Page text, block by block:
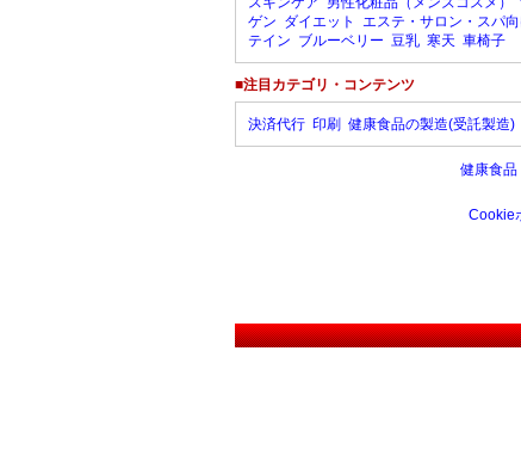
ゲン ダイエット エステ・サロン・スパ
テイン ブルーベリー 豆乳 寒天 車椅子
■注目カテゴリ・コンテンツ
決済代行 印刷 健康食品の製造(受託製造)
健康食品
Cookie